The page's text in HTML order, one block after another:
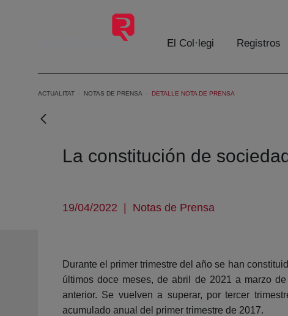
Salta al contingut principal
El Col·legi Registros
ACTUALITAT NOTAS DE PRENSA DETALLE NOTA DE PRENSA
La constitución de
19/04/2022 | Notas de Prensa
Durante el primer trimestre del año se han
últimos doce meses, de abril de 2021 a marzo
anterior. Se vuelven a superar, por tercer
acumulado anual del primer trimestre de 2017.